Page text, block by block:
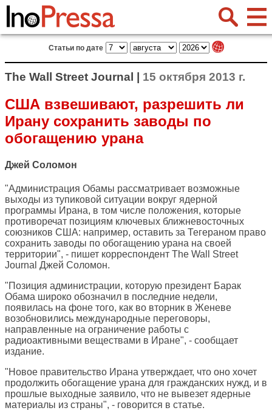
Статьи по дате
The Wall Street Journal | 15 октября 2013 г.
США взвешивают, разрешить ли
Ирану сохранить заводы по
обогащению урана
Джей Соломон
"Администрация Обамы рассматривает возможные
выходы из тупиковой ситуации вокруг ядерной
программы Ирана, в том числе положения, которые
противоречат позициям ключевых ближневосточных
союзников США: например, оставить за Тегераном право
сохранить заводы по обогащению урана на своей
территории", - пишет корреспондент The Wall Street
Journal Джей Соломон.
"Позиция администрации, которую президент Барак
Обама широко обозначил в последние недели,
появилась на фоне того, как во вторник в Женеве
возобновились международные переговоры,
направленные на ограничение работы с
радиоактивными веществами в Иране", - сообщает
издание.
"Новое правительство Ирана утверждает, что оно хочет
продолжить обогащение урана для гражданских нужд, и в
прошлые выходные заявило, что не вывезет ядерные
материалы из страны", - говорится в статье.